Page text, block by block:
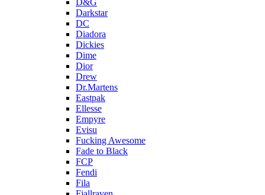
D&G
Darkstar
DC
Diadora
Dickies
Dime
Dior
Drew
Dr.Martens
Eastpak
Ellesse
Empyre
Evisu
Fucking Awesome
Fade to Black
FCP
Fendi
Fila